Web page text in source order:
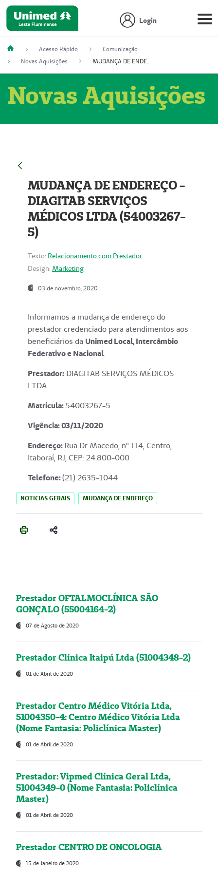
Login
Acesso Rápido
Comunicação
Novas Aquisições
MUDANÇA DE ENDEREÇO - DIAGITAB SERVIÇOS MÉDICOS LTDA (54003267-5)
Novas Aquisições
MUDANÇA DE ENDEREÇO -
DIAGITAB SERVIÇOS
MÉDICOS LTDA (54003267-
5)
Texto: Relacionamento com Prestador
Design: Marketing
03 de novembro, 2020
Informamos a mudança de endereço do
prestador credenciado para atendimentos aos
beneficiários da Unimed Local, Intercâmbio
Federativo e Nacional.
Prestador: DIAGITAB SERVIÇOS MÉDICOS
LTDA
Matrícula:54003267-5
Vigência: 03/11/2020
Endereço:Rua Dr Macedo, nº 114, Centro,
Itaboraí, RJ, CEP: 24.800-000
Telefone:(21) 2635-1044
NOTICIAS GERAIS MUDANÇA DE ENDEREÇO
Prestador OFTALMOCLÍNICA SÃO
GONÇALO (55004164-2)
07 de Agosto de 2020
Prestador Clínica Itaipú Ltda (51004348-2)
01 de Abril de 2020
Prestador Centro Médico Vitória Ltda,
51004350-4: Centro Médico Vitória Ltda
(Nome Fantasia: Policlínica Master)
01 de Abril de 2020
Prestador: Vipmed Clínica Geral Ltda,
51004349-0 (Nome Fantasia: Policlínica
Master)
01 de Abril de 2020
Prestador CENTRO DE ONCOLOGIA
15 de Janeiro de 2020